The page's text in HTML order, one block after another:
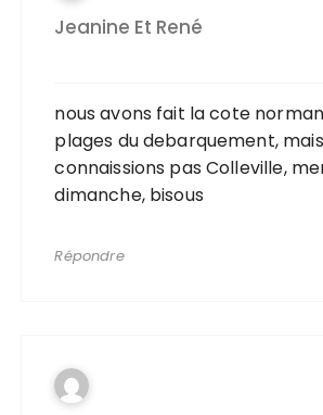
Jeanine Et René
nous avons fait la cote
plages du debarquement,
connaissions pas Colleville,
dimanche, bisous
Répondre